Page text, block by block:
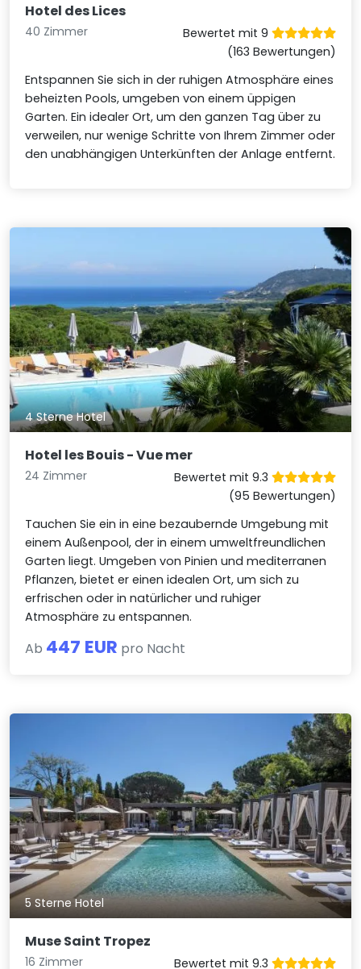
Hotel des Lices
40 Zimmer
Bewertet mit 9
(163 Bewertungen)
Entspannen Sie sich in der ruhigen Atmosphäre eines
beheizten Pools, umgeben von einem üppigen
Garten. Ein idealer Ort, um den ganzen Tag über zu
verweilen, nur wenige Schritte von Ihrem Zimmer oder
den unabhängigen Unterkünften der Anlage entfernt.
4 Sterne Hotel
Hotel les Bouis - Vue mer
24 Zimmer
Bewertet mit 9.3
(95 Bewertungen)
Tauchen Sie ein in eine bezaubernde Umgebung mit
einem Außenpool, der in einem umweltfreundlichen
Garten liegt. Umgeben von Pinien und mediterranen
Pflanzen, bietet er einen idealen Ort, um sich zu
erfrischen oder in natürlicher und ruhiger
Atmosphäre zu entspannen.
Ab 447 EUR pro Nacht
5 Sterne Hotel
Muse Saint Tropez
16 Zimmer Bewertet mit 9.3